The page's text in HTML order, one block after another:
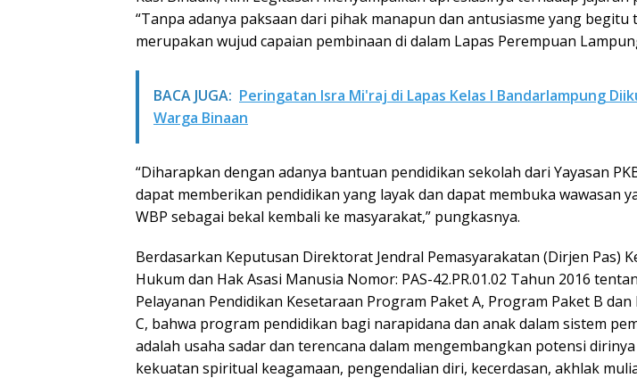
“Tanpa adanya paksaan dari pihak manapun dan antusiasme yang begitu
merupakan wujud capaian pembinaan di dalam Lapas Perempuan
BACA JUGA: Peringatan Isra Mi'raj di Lapas Kelas I Bandarlampung
Warga Binaan
“Diharapkan dengan adanya bantuan pendidikan sekolah dari Yayasan
dapat memberikan pendidikan yang layak dan dapat membuka wawasan
WBP sebagai bekal kembali ke masyarakat,” pungkasnya.
Berdasarkan Keputusan Direktorat Jendral Pemasyarakatan (Dirjen Pas)
Hukum dan Hak Asasi Manusia Nomor: PAS-42.PR.01.02 Tahun 2016
Pelayanan Pendidikan Kesetaraan Program Paket A, Program Paket B
C, bahwa program pendidikan bagi narapidana dan anak dalam sistem
adalah usaha sadar dan terencana dalam mengembangkan potensi
kekuatan spiritual keagamaan, pengendalian diri, kecerdasan, akhlak